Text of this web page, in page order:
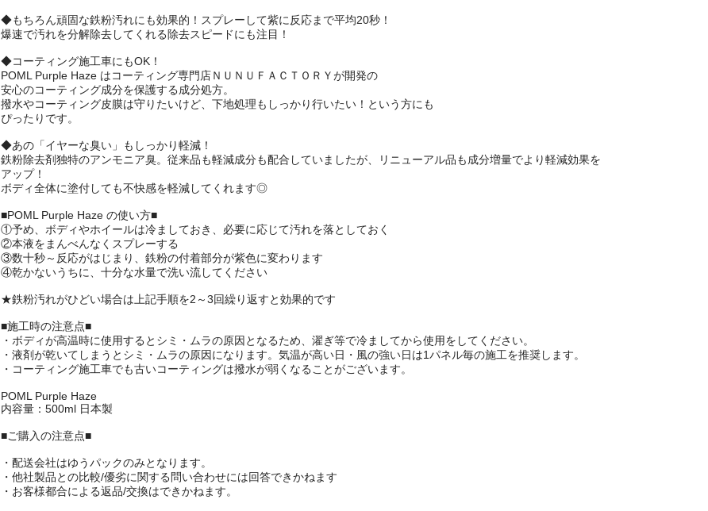
◆もちろん頑固な鉄粉汚れにも効果的！スプレーして紫に反応まで平均20秒！
爆速で汚れを分解除去してくれる除去スピードにも注目！
◆コーティング施工車にもOK！
POML Purple Haze はコーティング専門店ＮＵＮＵＦＡＣＴＯＲＹが開発の
安心のコーティング成分を保護する成分処方。
撥水やコーティング皮膜は守りたいけど、下地処理もしっかり行いたい！という方にも
ぴったりです。
◆あの「イヤーな臭い」もしっかり軽減！
鉄粉除去剤独特のアンモニア臭。従来品も軽減成分も配合していましたが、リニューアル品も成分増量でより軽減効果を
アップ！
ボディ全体に塗付しても不快感を軽減してくれます◎
■POML Purple Haze の使い方■
①予め、ボディやホイールは冷ましておき、必要に応じて汚れを落としておく
②本液をまんべんなくスプレーする
③数十秒～反応がはじまり、鉄粉の付着部分が紫色に変わります
④乾かないうちに、十分な水量で洗い流してください
★鉄粉汚れがひどい場合は上記手順を2～3回繰り返すと効果的です
■施工時の注意点■
・ボディが高温時に使用するとシミ・ムラの原因となるため、濯ぎ等で冷ましてから使用をしてください。
・液剤が乾いてしまうとシミ・ムラの原因になります。気温が高い日・風の強い日は1パネル毎の施工を推奨します。
・コーティング施工車でも古いコーティングは撥水が弱くなることがございます。
POML Purple Haze
内容量：500ml 日本製
■ご購入の注意点■
・配送会社はゆうパックのみとなります。
・他社製品との比較/優劣に関する問い合わせには回答できかねます
・お客様都合による返品/交換はできかねます。